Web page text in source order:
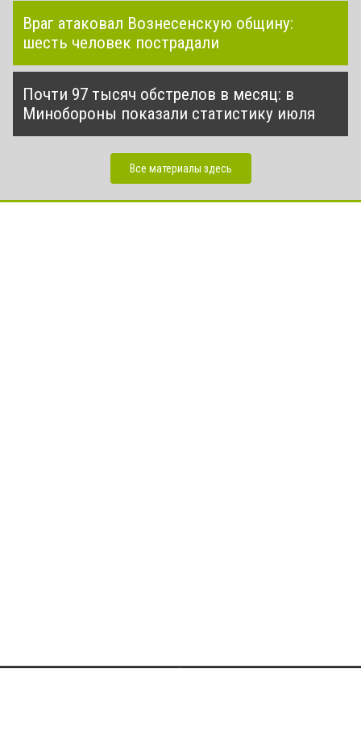
Враг атаковал Вознесенскую общину:
шесть человек пострадали
Почти 97 тысяч обстрелов в месяц: в
Минобороны показали статистику июля
Все материалы здесь